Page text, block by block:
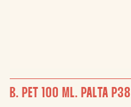
B. PET 100 ML. PALTA P38